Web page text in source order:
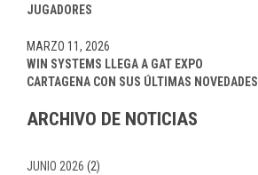
JUGADORES
WIN SYSTEMS LLEGA A GAT EXPO
CARTAGENA CON SUS ÚLTIMAS NOVEDADES
MARZO 11, 2026
ARCHIVO DE NOTICIAS
JUNIO 2026 (2)